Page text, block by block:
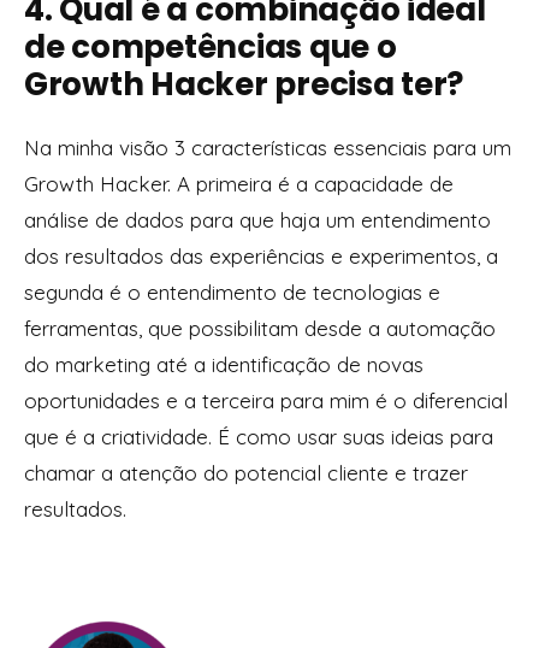
4. Qual é a combinação ideal
de competências que o
Growth Hacker precisa ter?
Na minha visão 3 características essenciais para um
Growth Hacker. A primeira é a capacidade de
análise de dados para que haja um entendimento
dos resultados das experiências e experimentos, a
segunda é o entendimento de tecnologias e
ferramentas, que possibilitam desde a automação
do marketing até a identificação de novas
oportunidades e a terceira para mim é o diferencial
que é a criatividade. É como usar suas ideias para
chamar a atenção do potencial cliente e trazer
resultados.